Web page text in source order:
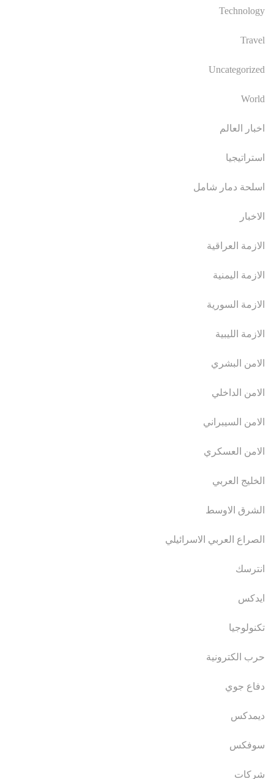
Technology
Travel
Uncategorized
World
اخبار العالم
استراتيجيا
اسلحة دمار شامل
الاخبار
الازمة العراقية
الازمة اليمنية
الازمة السورية
الازمة الليبية
الامن البشري
الامن الداخلي
الامن السيبراني
الامن العسكري
الخليج العربي
الشرق الاوسط
الصراع العربي الاسرائيلي
انترسك
ايدكس
تكنولوجيا
حرب الكترونية
دفاع جوي
ديمدكس
سوفكس
شركات